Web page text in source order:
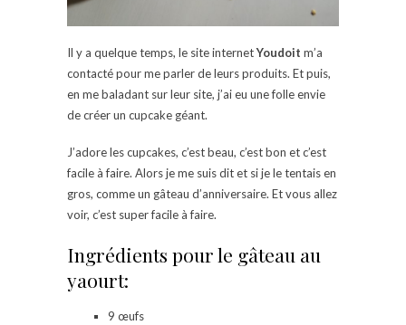
Il y a quelque temps, le site internetYoudoit m’a
contacté pour me parler de leurs produits. Et puis,
en me baladant sur leur site, j’ai eu une folle envie
de créer un cupcake géant.
J’adore les cupcakes, c’est beau, c’est bon et c’est
facile à faire. Alors je me suis dit et si je le tentais en
gros, comme un gâteau d’anniversaire. Et vous allez
voir, c’est super facile à faire.
Ingrédients pour le gâteau au
yaourt:
9 œufs